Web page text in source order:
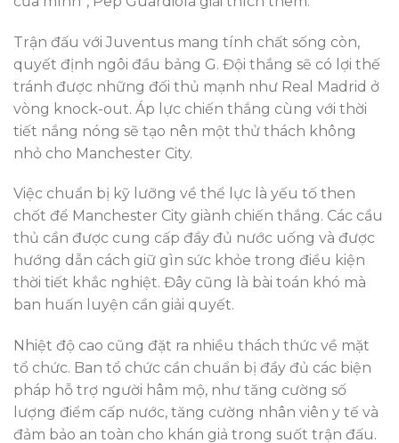
Trận đấu với Juventus mang tính chất sống còn,
quyết định ngôi đầu bảng G. Đội thắng sẽ có lợi thế
tránh được những đối thủ mạnh như Real Madrid ở
vòng knock-out. Áp lực chiến thắng cùng với thời
tiết nắng nóng sẽ tạo nên một thử thách không
nhỏ cho Manchester City.
Việc chuẩn bị kỹ lưỡng về thể lực là yếu tố then
chốt để Manchester City giành chiến thắng. Các cầu
thủ cần được cung cấp đầy đủ nước uống và được
hướng dẫn cách giữ gìn sức khỏe trong điều kiện
thời tiết khắc nghiệt. Đây cũng là bài toán khó mà
ban huấn luyện cần giải quyết.
Nhiệt độ cao cũng đặt ra nhiều thách thức về mặt
tổ chức. Ban tổ chức cần chuẩn bị đầy đủ các biện
pháp hỗ trợ người hâm mộ, như tăng cường số
lượng điểm cấp nước, tăng cường nhân viên y tế và
đảm bảo an toàn cho khán giả trong suốt trận đấu.